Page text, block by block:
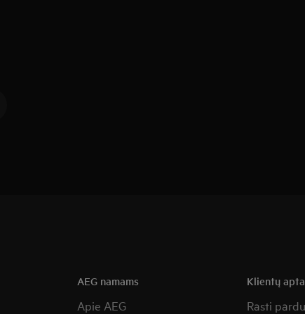
AEG namams
Apie AEG
Klientų
Rasti